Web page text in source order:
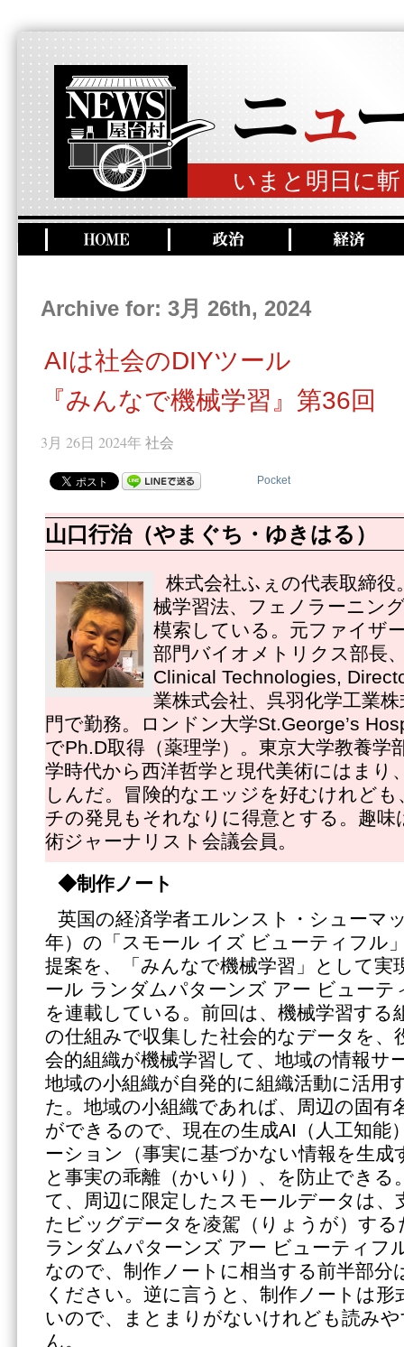
いまと明日に
Archive for: 3月 26th, 2024
AIは社会のDIYツール
『みんなで機械学習』第36回
3月 26日 2024年 社会
Pocket
山口行治（やまぐち・ゆきはる）
株式会社ふぇの代表取締
械学習法、フェノラーニン
模索している。元ファイザ
部門バイオメトリクス部長
Clinical Technologies,
業株式会社、呉羽化学工業
門で勤務。ロンドン大学St.George’s
でPh.D取得（薬理学）。東京大学教養学
学時代から西洋哲学と現代美術にはまり
しんだ。冒険的なエッジを好むけれど
チの発見もそれなりに得意とする。趣味
術ジャーナリスト会議会員。
◆制作ノート
英国の経済学者エルンスト・シューマ
年）の「スモール イズ ビューティフル
提案を、「みんなで機械学習」として実
ール ランダムパターンズ アー ビューテ
を連載している。前回は、機械学習する
の仕組みで収集した社会的なデータを、
会的組織が機械学習して、地域の情報サ
地域の小組織が自発的に組織活動に活用
た。地域の小組織であれば、周辺の固有
ができるので、現在の生成AI（人工知能
ーション（事実に基づかない情報を生成
と事実の乖離（かいり）、を防止できる
て、周辺に限定したスモールデータは、
たビッグデータを凌駕（りょうが）す
ランダムパターンズ アー ビューティフ
なので、制作ノートに相当する前半部分
ください。逆に言うと、制作ノートは
いので、まとまりがないけれども読み
ん。